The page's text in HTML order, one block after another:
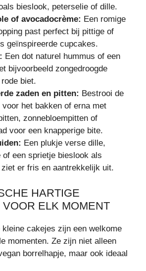
bieslook, peterselie of dille.
of avocadocrème: Een romige
past perfect bij pittige of
geïnspireerde cupcakes.
Een dot naturel hummus of een
bijvoorbeeld zongedroogde
biet.
zaden en pitten: Bestrooi de
het bakken of erna met
zonnebloempitten of
voor een knapperige bite.
Een plukje verse dille,
of een sprietje bieslook als
er fris en aantrekkelijk uit.
HARTIGE
ELK MOMENT
cakejes zijn een welkome
momenten. Ze zijn niet alleen
borrelhapje, maar ook ideaal